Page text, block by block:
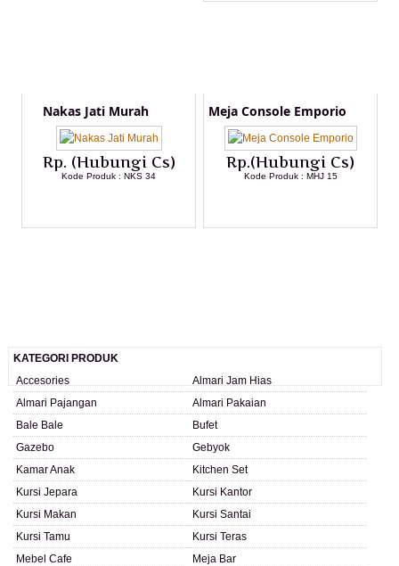
Nakas Jati Murah
Rp. (Hubungi Cs)
Kode Produk : NKS 34
Meja Console Emporio
Rp.(Hubungi Cs)
Kode Produk : MHJ 15
KATEGORI PRODUK
Accesories
Almari Jam Hias
Almari Pajangan
Almari Pakaian
Bale Bale
Bufet
Gazebo
Gebyok
Kamar Anak
Kitchen Set
Kursi Jepara
Kursi Kantor
Kursi Makan
Kursi Santai
Kursi Tamu
Kursi Teras
Mebel Cafe
Meja Bar